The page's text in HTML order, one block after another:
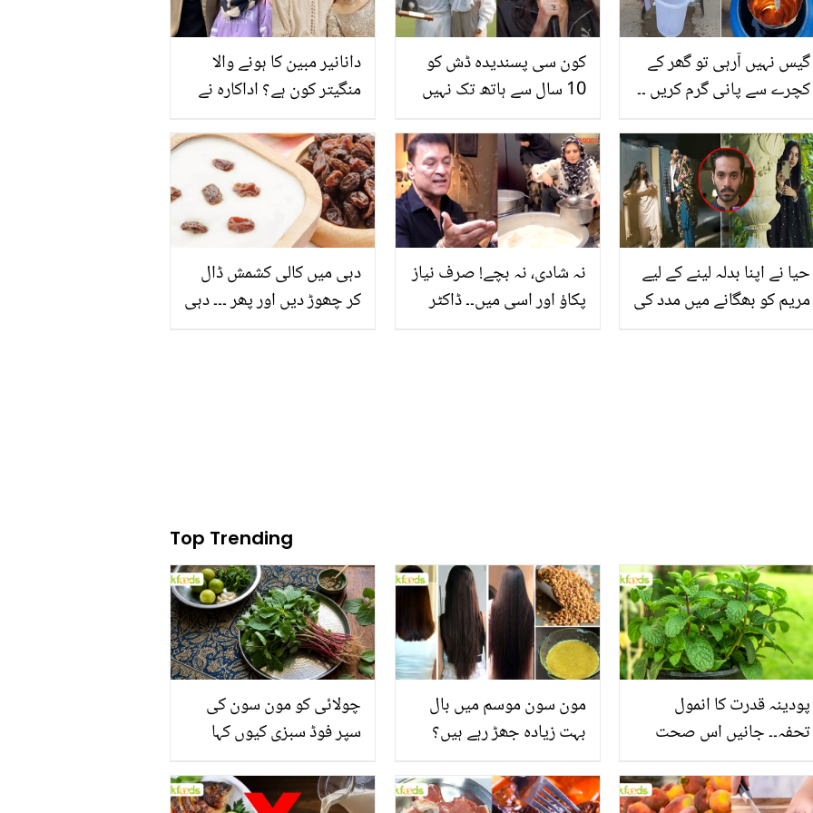
دانانیر مبین کا ہونے والا
منگیتر کون ہے؟ اداکارہ نے
وائرل
کون سی پسندیدہ ڈش کو
10 سال سے ہاتھ تک نہیں
ویرات کوہلی کی زبردست
فٹنس کے راز بتا دیے
گیس نہیں آرہی تو گھر کے
کچرے سے پانی گرم کریں ۔۔
نئے طریقے سے گرم کریں
جو ٹھنڈ سے بچائے اور بچت
بھی کرے
دہی میں کالی کشمش ڈال
کر چھوڑ دیں اور پھر ۔۔۔ دہی
نہ شادی، نہ بچے! صرف نیاز
پکاؤ اور اسی میں۔۔ ڈاکٹر
حیا نے اپنا بدلہ لینے کے لیے
مریم کو بھگانے میں مدد کی
Top Trending
چولائی کو مون سون کی
سپر فوڈ سبزی کیوں کہا
منرلز اور اینٹی آکسیڈنٹس
مون سون موسم میں بال
بہت زیادہ جھڑ رہے ہیں؟
بنانے کے چند قدرتی طریقے
پودینہ قدرت کا انمول
تحفہ۔۔ جانیں اس صحت
انگیز طبی فوائد